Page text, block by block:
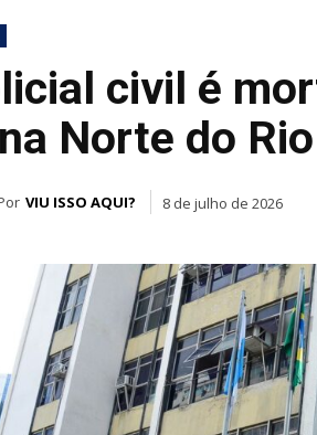
civil é
Norte do Rio
VIU ISSO AQUI? 8 de julho de 2026